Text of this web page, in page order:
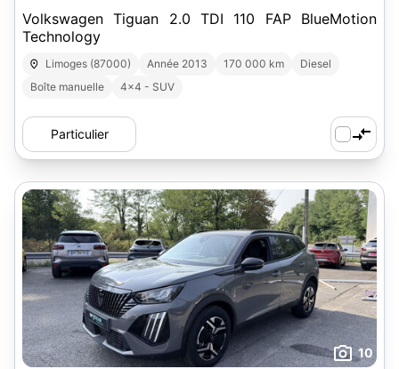
Volkswagen Tiguan 2.0 TDI 110 FAP BlueMotion
Technology
Limoges (87000) Année 2013 170 000 km
Diesel
Boîte manuelle
4x4 - SUV
Particulier
10